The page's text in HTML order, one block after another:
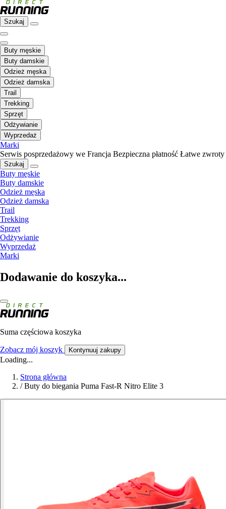
Szukaj
Buty męskie
Buty damskie
Odzież męska
Odzież damska
Trail
Trekking
Sprzęt
Odżywianie
Wyprzedaż
Marki
Serwis posprzedażowy we Francja Bezpieczna płatność Łatwe zwroty
Szukaj
Buty męskie
Buty damskie
Odzież męska
Odzież damska
Trail
Trekking
Sprzęt
Odżywianie
Wyprzedaż
Marki
Dodawanie do koszyka...
Suma częściowa koszyka
Zobacz mój koszyk Kontynuuj zakupy
Loading...
Strona główna
/ Buty do biegania Puma Fast-R Nitro Elite 3